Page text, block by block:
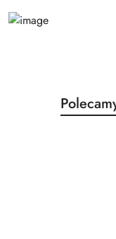
PomińProdukty
o